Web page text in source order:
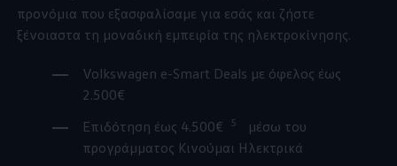
προνόμια που εξασφαλίσαμε για εσάς και ζήστε
ξένοιαστα τη μοναδική εμπειρία της ηλεκτροκίνησης.
Volkswagen e-Smart Deals με όφελος έως
2.500€
Επιδότηση έως 4.500€
5
μέσω του
προγράμματος Κινούμαι Ηλεκτρικά